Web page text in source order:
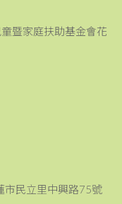
暨家庭扶助基金會花
市民立里中興路75號